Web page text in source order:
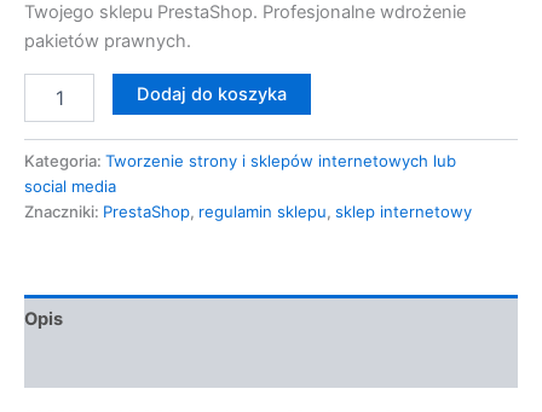
Twojego sklepu PrestaShop. Profesjonalne wdrożenie
pakietów prawnych.
Dodaj do koszyka
Kategoria: Tworzenie strony i sklepów internetowych lub
social media
Znaczniki: PrestaShop, regulamin sklepu, sklep internetowy
Opis